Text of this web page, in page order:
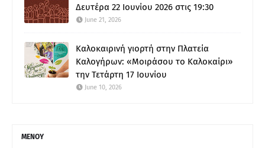
Δευτέρα 22 Ιουνίου 2026 στις 19:30
June 21, 2026
Καλοκαιρινή γιορτή στην Πλατεία
Καλογήρων: «Μοιράσου το Καλοκαίρι»
την Τετάρτη 17 Ιουνίου
June 10, 2026
ΜΕΝΟΥ